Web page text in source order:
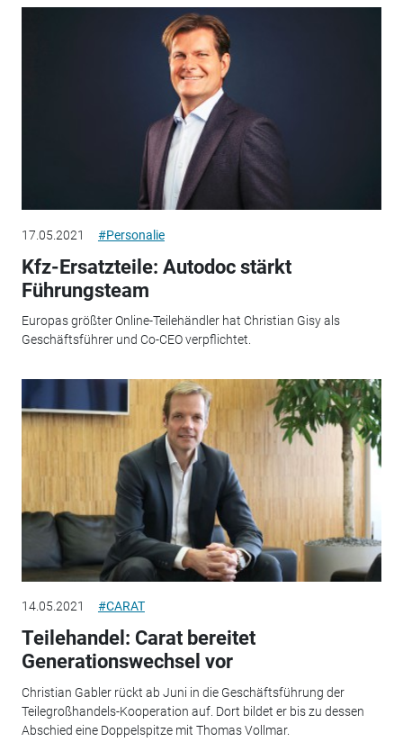
17.05.2021 #Personalie
Kfz-Ersatzteile: Autodoc stärkt
Führungsteam
Europas größter Online-Teilehändler hat Christian Gisy als
Geschäftsführer und Co-CEO verpflichtet.
14.05.2021 #CARAT
Teilehandel: Carat bereitet
Generationswechsel vor
Christian Gabler rückt ab Juni in die Geschäftsführung der
Teilegroßhandels-Kooperation auf. Dort bildet er bis zu dessen
Abschied eine Doppelspitze mit Thomas Vollmar.